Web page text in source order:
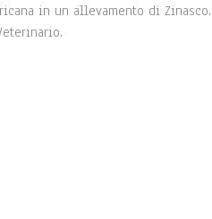
in un allevamento di